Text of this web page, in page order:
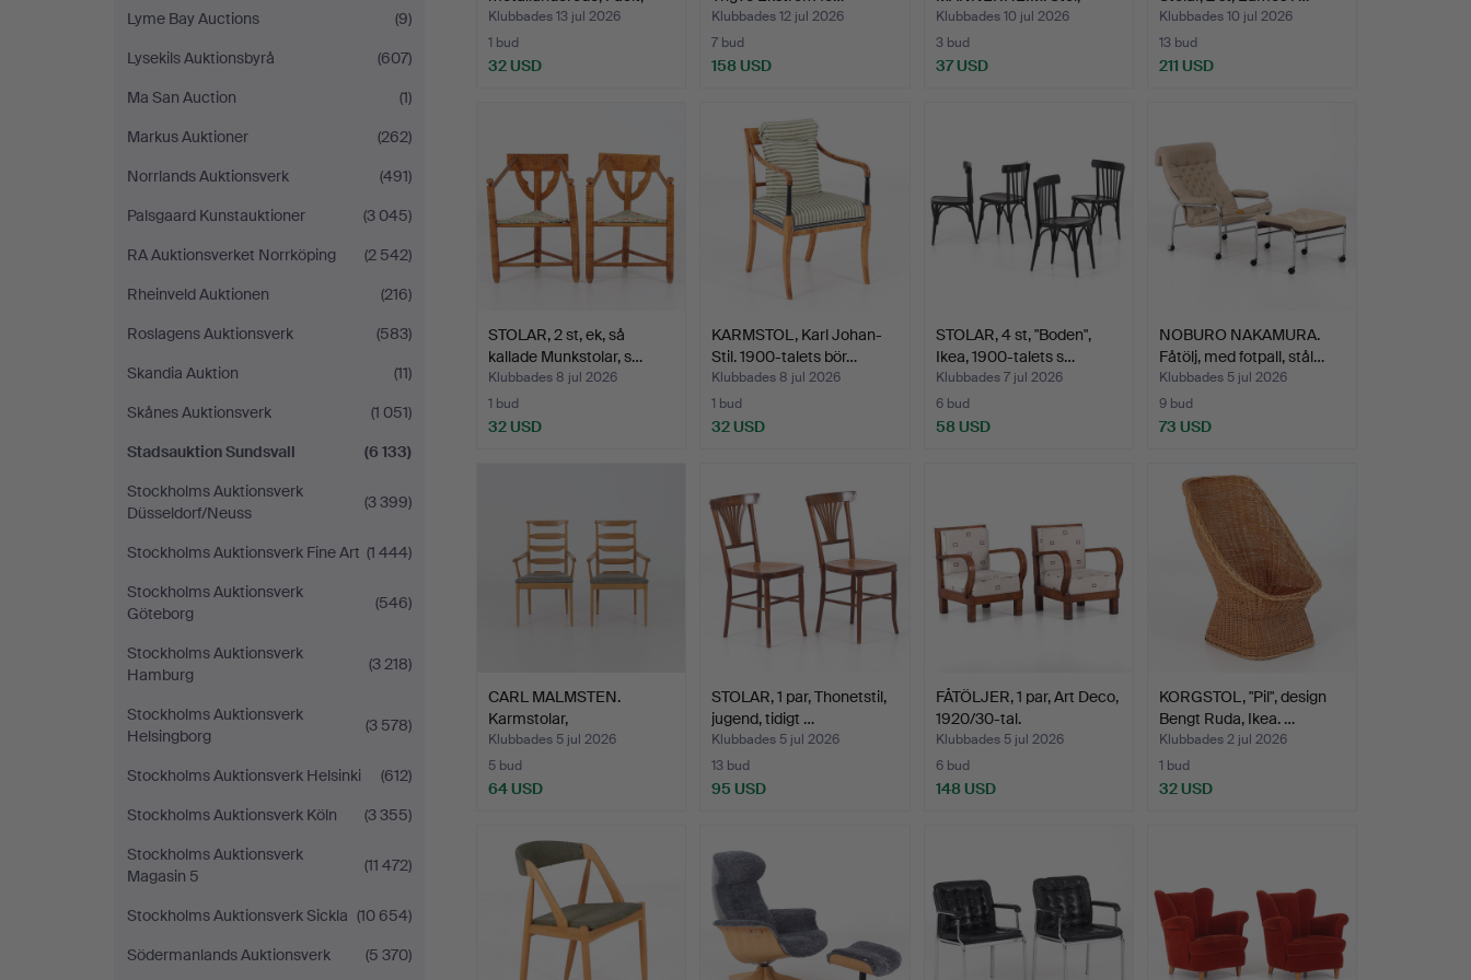
Lyme Bay Auctions
(9)
Lysekils Auktionsbyrå
(607)
Ma San Auction
(1)
Markus Auktioner
(262)
Norrlands Auktionsverk
(491)
Palsgaard Kunstauktioner
(3 045)
RA Auktionsverket Norrköping
(2 542)
Rheinveld Auktionen
(216)
Roslagens Auktionsverk
(583)
Skandia Auktion
(11)
Skånes Auktionsverk
(1 051)
Stadsauktion Sundsvall
(6 133)
Stockholms Auktionsverk
Düsseldorf/Neuss
(3 399)
Stockholms Auktionsverk Fine Art (1 444)
Stockholms Auktionsverk
Göteborg
(546)
Stockholms Auktionsverk
Hamburg
(3 218)
Stockholms Auktionsverk
Helsingborg
(3 578)
Stockholms Auktionsverk Helsinki
(612)
Stockholms Auktionsverk Köln
(3 355)
Stockholms Auktionsverk
Magasin 5
(11 472)
Stockholms Auktionsverk Sickla (10 654)
Södermanlands Auktionsverk
(5 370)
190…
Klubbades 13 jul 2026
1 bud
32 USD
Klubbades 12 jul 2026
7 bud
158 USD
"Mona", Nesto, …
Klubbades 10 jul 2026
3 bud
37 USD
Klubbades 10 jul 2026
13 bud
211 USD
STOLAR, 2 st, ek, så
kallade Munkstolar, s…
Klubbades 8 jul 2026
1 bud
32 USD
KARMSTOL, Karl Johan-
Stil. 1900-talets bör…
Klubbades 8 jul 2026
1 bud
32 USD
STOLAR, 4 st, "Boden",
Ikea, 1900-talets s…
Klubbades 7 jul 2026
6 bud
58 USD
NOBURO NAKAMURA.
Fåtölj, med fotpall, stål…
Klubbades 5 jul 2026
9 bud
73 USD
CARL MALMSTEN.
Karmstolar,
"Vapensmeden", …
Klubbades 5 jul 2026
5 bud
64 USD
STOLAR, 1 par, Thonetstil,
jugend, tidigt …
Klubbades 5 jul 2026
13 bud
95 USD
FÅTÖLJER, 1 par, Art Deco,
1920/30-tal.
Klubbades 5 jul 2026
6 bud
148 USD
KORGSTOL, "Pil", design
Bengt Ruda, Ikea. …
Klubbades 2 jul 2026
1 bud
32 USD